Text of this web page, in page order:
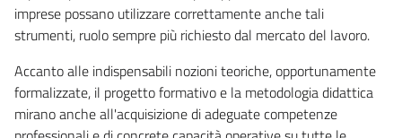
imprese possano utilizzare correttamente anche tali
strumenti, ruolo sempre più richiesto dal mercato del lavoro.
Accanto alle indispensabili nozioni teoriche, opportunamente
formalizzate, il progetto formativo e la metodologia didattica
mirano anche all'acquisizione di adeguate competenze